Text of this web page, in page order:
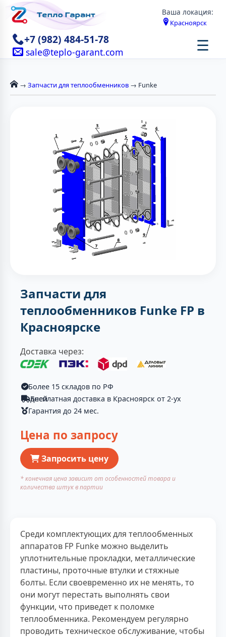
Ваша локация:
Красноярск
+7 (982) 484-51-78
sale@teplo-garant.com ☰
→ Запчасти для теплообменников → Funke
Запчасти для
теплообменников Funke FP в
Красноярске
Доставка через:
Более 15 складов по РФ
Бесплатная доставка в Красноярск от 2-ух дней
Гарантия до 24 мес.
Цена по запросу
Запросить цену
* конечная цена зависит от особенностей товара и
количества штук в партии
Среди комплектующих для теплообменных
аппаратов FP Funke можно выделить
уплотнительные прокладки, металлические
пластины, проточные втулки и стяжные
болты. Если своевременно их не менять, то
они могут перестать выполнять свои
функции, что приведет к поломке
теплообменника. Рекомендуем регулярно
проводить техническое обслуживание, чтобы